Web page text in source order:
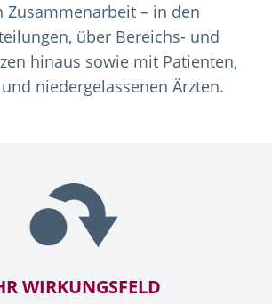
Zusammenarbeit – in den
über Bereichs- und
hinaus sowie mit Patienten,
niedergelassenen Ärzten.
WIRKUNGSFELD